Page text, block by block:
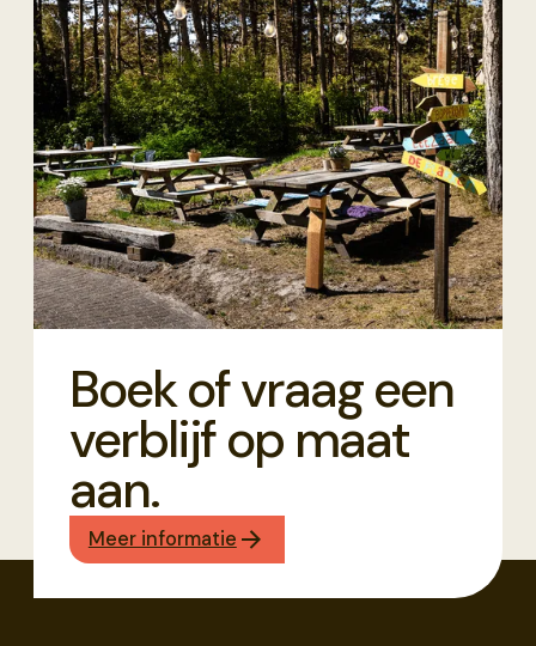
Boek of vraag een
verblijf op maat
aan.
Meer informatie